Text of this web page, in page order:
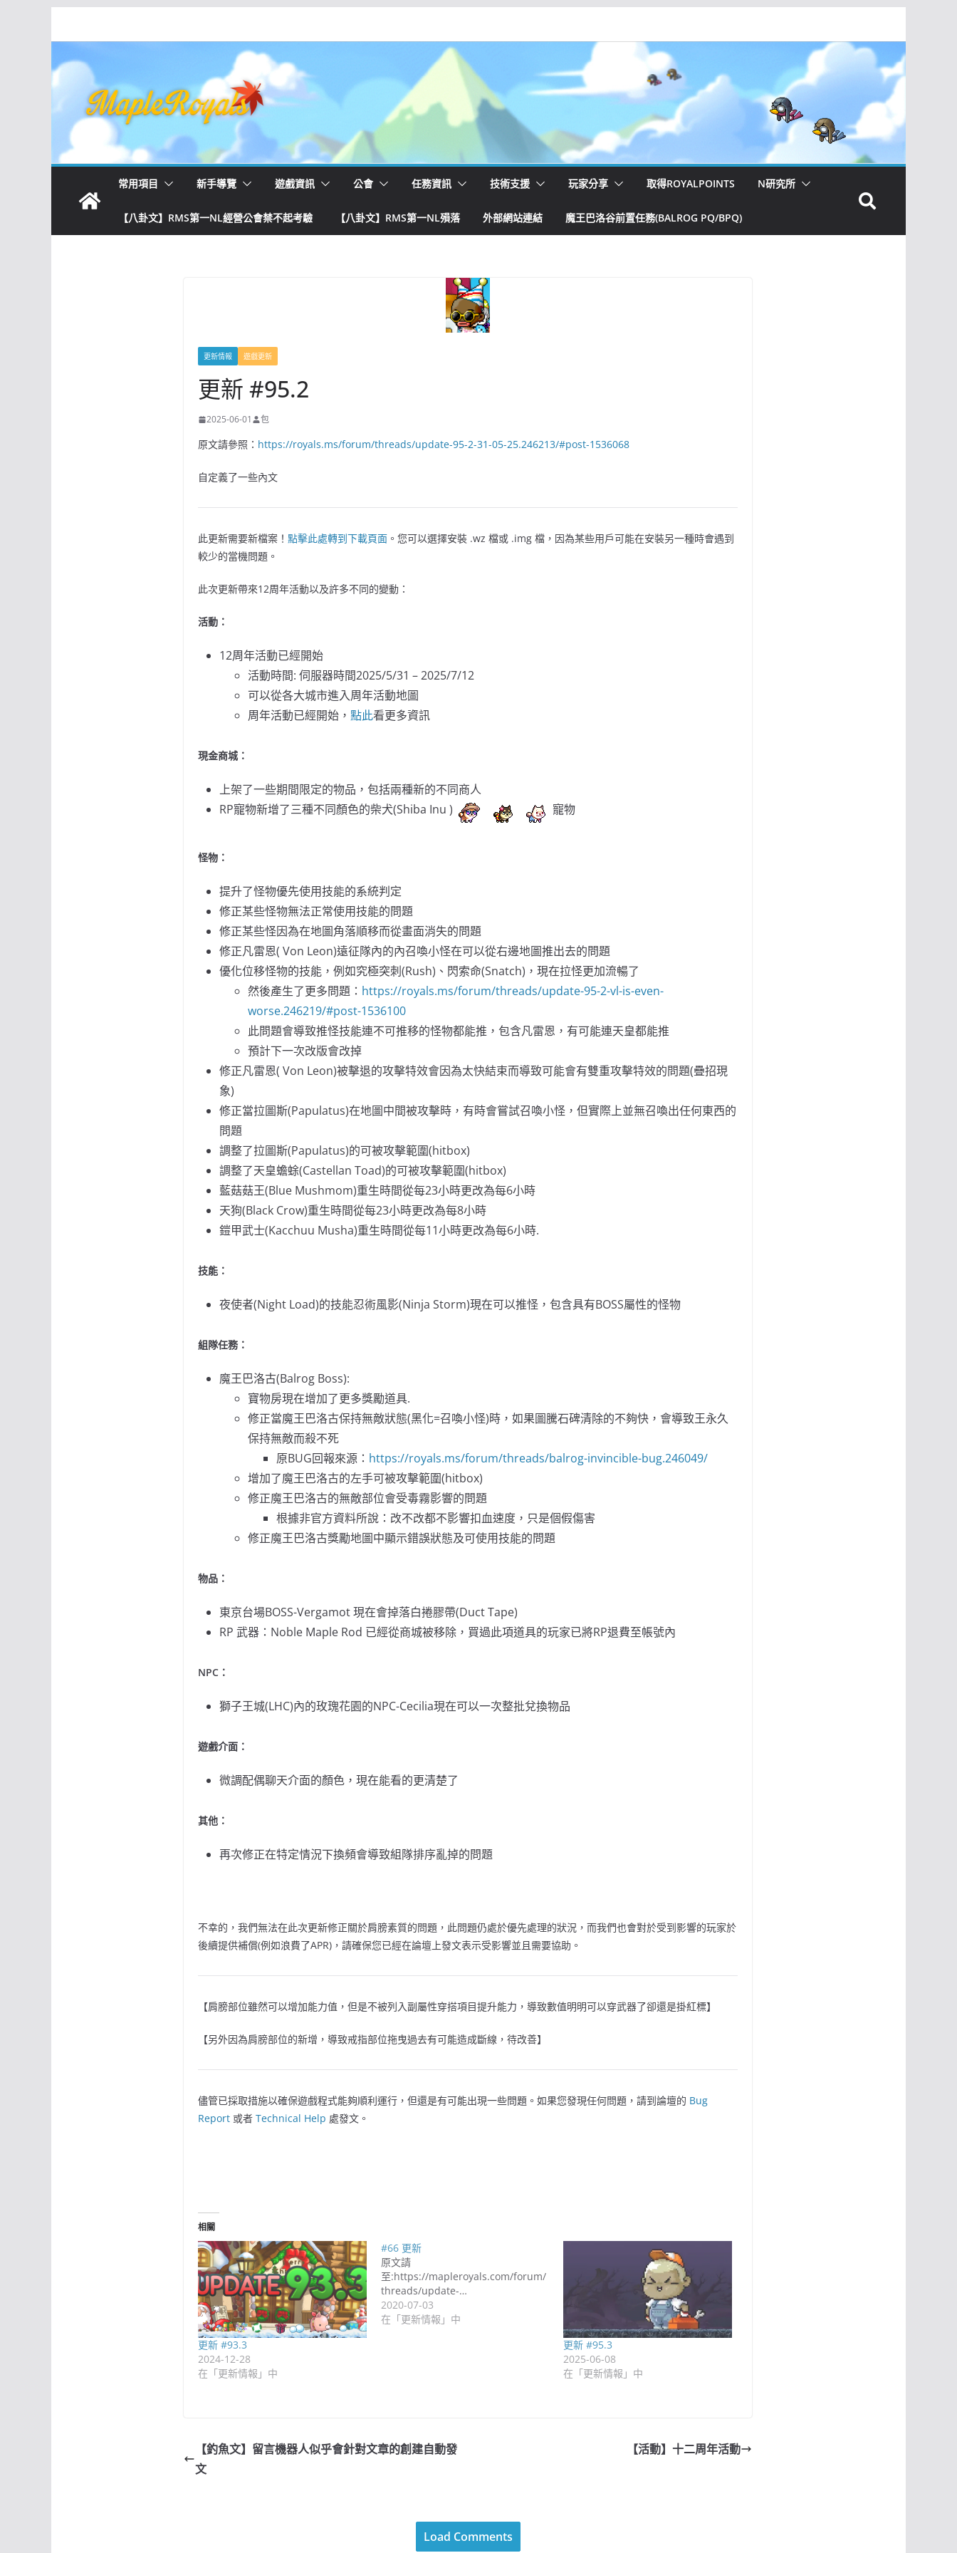
常用項目 新手導覽 遊戲資訊 公會 任務資訊 技術支援 玩家分享 取得ROYALPOINTS N研究所
【八卦文】RMS第一NL經營公會禁不起考驗 【八卦文】RMS第一NL殞落 外部網站連結 魔王巴洛谷前置任務(BALROG PQ/BPQ)
更新情報 遊戲更新
更新 #95.2
2025-06-01 包
原文請參照： https://royals.ms/forum/threads/update-95-2-31-05-25.246213/#post-1536068
自定義了一些內文
此更新需要新檔案！ 點擊此處轉到下載頁面 。您可以選擇安裝 .wz 檔或 .img 檔，因為某些用戶可能在安裝另一種時會遇到
較少的當機問題。
此次更新帶來12周年活動以及許多不同的變動：
活動：
12周年活動已經開始
活動時間: 伺服器時間2025/5/31 – 2025/7/12
可以從各大城市進入周年活動地圖
周年活動已經開始， 點此看更多資訊
現金商城：
上架了一些期間限定的物品，包括兩種新的不同商人
RP寵物新增了三種不同顏色的柴犬(Shiba Inu )
寵物
怪物：
提升了怪物優先使用技能的系統判定
修正某些怪物無法正常使用技能的問題
修正某些怪因為在地圖角落順移而從畫面消失的問題
修正凡雷恩( Von Leon)遠征隊內的內召喚小怪在可以從右邊地圖推出去的問題
優化位移怪物的技能，例如究極突刺(Rush)、閃索命(Snatch)，現在拉怪更加流暢了
然後產生了更多問題： https://royals.ms/forum/threads/update-95-2-vl-is-even-
worse.246219/#post-1536100
此問題會導致推怪技能連不可推移的怪物都能推，包含凡雷恩，有可能連天皇都能推
預計下一次改版會改掉
修正凡雷恩( Von Leon)被擊退的攻擊特效會因為太快結束而導致可能會有雙重攻擊特效的問題(疊招現
象)
修正當拉圖斯(Papulatus)在地圖中間被攻擊時，有時會嘗試召喚小怪，但實際上並無召喚出任何東西的
問題
調整了拉圖斯(Papulatus)的可被攻擊範圍(hitbox)
調整了天皇蟾蜍(Castellan Toad)的可被攻擊範圍(hitbox)
藍菇菇王(Blue Mushmom)重生時間從每23小時更改為每6小時
天狗(Black Crow)重生時間從每23小時更改為每8小時
鎧甲武士(Kacchuu Musha)重生時間從每11小時更改為每6小時.
技能：
夜使者(Night Load)的技能忍術風影(Ninja Storm)現在可以推怪，包含具有BOSS屬性的怪物
組隊任務：
魔王巴洛古(Balrog Boss):
寶物房現在增加了更多獎勵道具.
修正當魔王巴洛古保持無敵狀態(黑化=召喚小怪)時，如果圖騰石碑清除的不夠快，會導致王永久
保持無敵而殺不死
原BUG回報來源： https://royals.ms/forum/threads/balrog-invincible-bug.246049/
增加了魔王巴洛古的左手可被攻擊範圍(hitbox)
修正魔王巴洛古的無敵部位會受毒霧影響的問題
根據非官方資料所說：改不改都不影響扣血速度，只是個假傷害
修正魔王巴洛古獎勵地圖中顯示錯誤狀態及可使用技能的問題
物品：
東京台場BOSS-Vergamot 現在會掉落白捲膠帶(Duct Tape)
RP 武器：Noble Maple Rod 已經從商城被移除，買過此項道具的玩家已將RP退費至帳號內
NPC ：
獅子王城(LHC)內的玫瑰花園的NPC-Cecilia現在可以一次整批兌換物品
遊戲介面：
微調配偶聊天介面的顏色，現在能看的更清楚了
其他：
再次修正在特定情況下換頻會導致組隊排序亂掉的問題
不幸的，我們無法在此次更新修正關於肩膀素質的問題，此問題仍處於優先處理的狀況，而我們也會對於受到影響的玩家於
後續提供補償(例如浪費了APR)，請確保您已經在論壇上發文表示受影響並且需要協助。
【肩膀部位雖然可以增加能力值，但是不被列入副屬性穿搭項目提升能力，導致數值明明可以穿武器了卻還是掛紅標】
【另外因為肩膀部位的新增，導致戒指部位拖曳過去有可能造成斷線，待改善】
儘管已採取措施以確保遊戲程式能夠順利運行，但還是有可能出現一些問題。如果您發現任何問題，請到論壇的 Bug
Report 或者 Technical Help 處發文。
相關
更新 #93.3
2024-12-28
在「更新情報」中
#66 更新
原文請
至:https://mapleroyals.com/forum/
threads/update-…
2020-07-03
在「更新情報」中
更新 #95.3
2025-06-08
在「更新情報」中
【釣魚文】留言機器人似乎會針對文章的創建自動發
文
【活動】十二周年活動
Load Comments